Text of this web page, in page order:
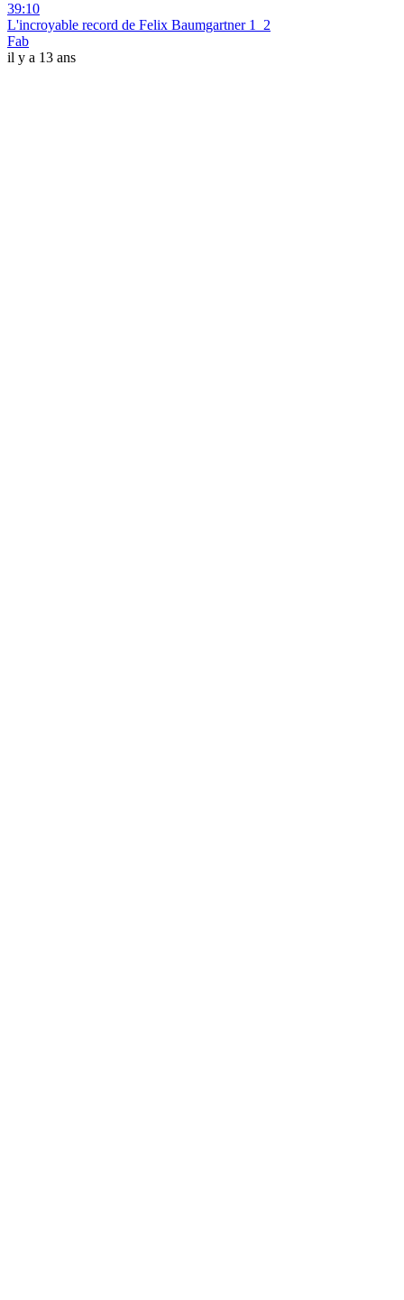
39:10
L'incroyable record de Felix Baumgartner 1_2
Fab
il y a 13 ans